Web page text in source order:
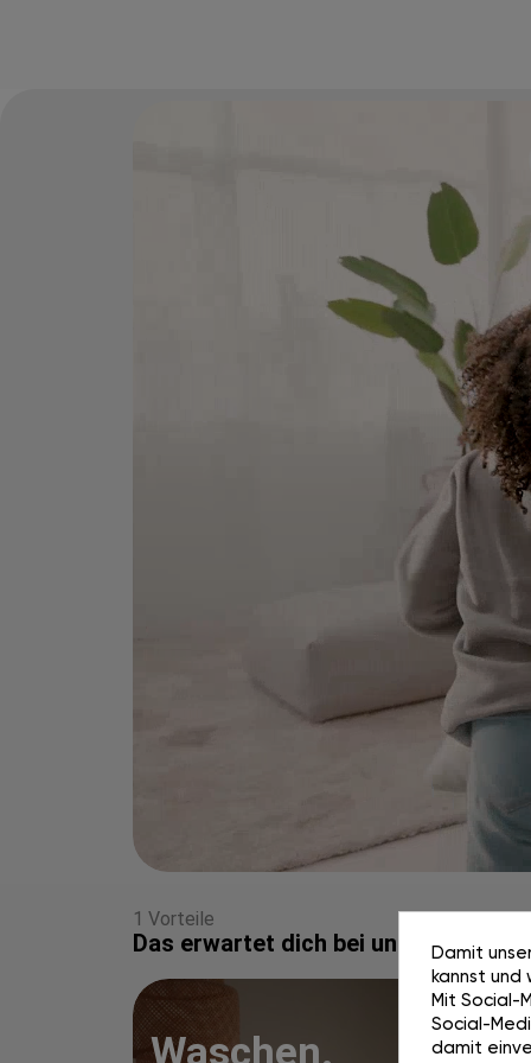
1 Vorteile
Das erwartet dich bei uns
Waschen.
Damit
kannst und
Mit Social-
Social-
damit